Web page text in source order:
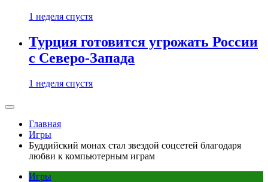
1 неделя спустя
Турция готовится угрожать России
с Северо-Запада
1 неделя спустя
Главная
Игры
Буддийский монах стал звездой соцсетей благодаря
любви к компьютерным играм
Игры